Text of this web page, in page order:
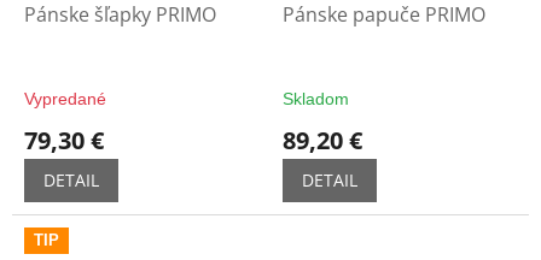
Pánske šľapky PRIMO
Vypredané
79,30 €
DETAIL
Pánske papuče PRIMO
Skladom
89,20 €
DETAIL
TIP